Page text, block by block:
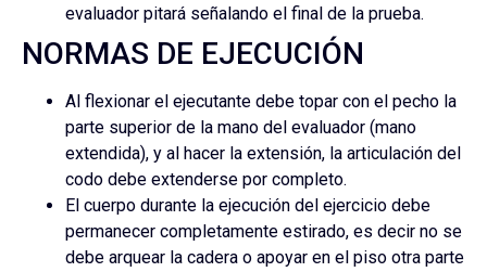
evaluador pitará señalando el final de la prueba.
NORMAS DE EJECUCIÓN
Al flexionar el ejecutante debe topar con el pecho la
parte superior de la mano del evaluador (mano
extendida), y al hacer la extensión, la articulación del
codo debe extenderse por completo.
El cuerpo durante la ejecución del ejercicio debe
permanecer completamente estirado, es decir no se
debe arquear la cadera o apoyar en el piso otra parte